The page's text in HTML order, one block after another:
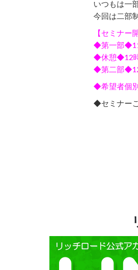
いつもは一
今回は二部
【セミナー
◆第一部
◆休憩◆12
◆第二部
◆希望者個
◆セミナー
株